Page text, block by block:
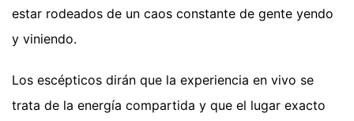
estar rodeados de un caos constante de gente yendo
y viniendo.
Los escépticos dirán que la experiencia en vivo se
trata de la energía compartida y que el lugar exacto